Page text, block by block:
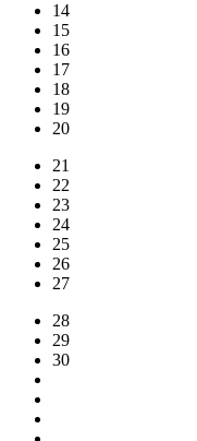
14
15
16
17
18
19
20
21
22
23
24
25
26
27
28
29
30